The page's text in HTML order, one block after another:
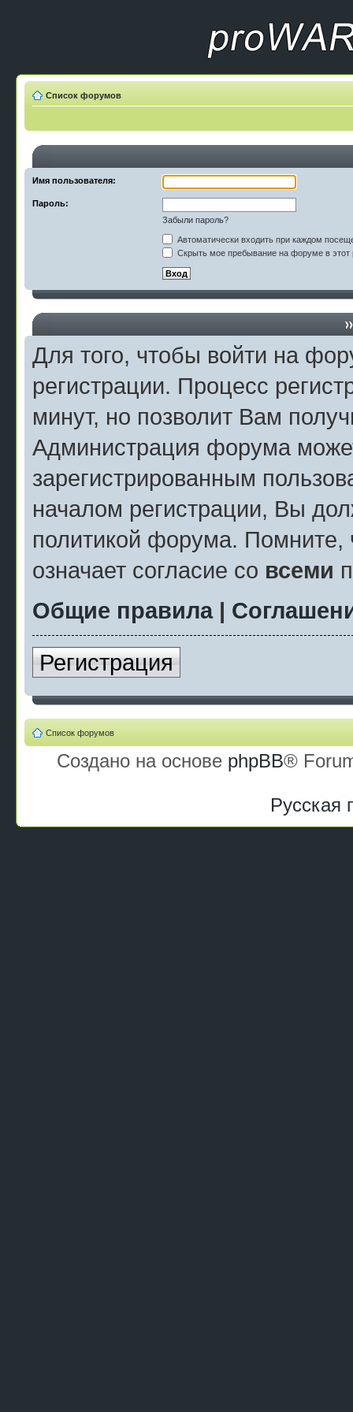
Список форумов
Имя пользователя:
Пароль:
Забыли пароль?
Автоматически входить при каждом
Скрыть мое пребывание на форуме в этот
Для того, чтобы войти на
регистрации. Процесс
минут, но позволит Вам
Администрация форума
зарегистрированным
началом регистрации, Вы
политикой форума.
означает согласие со всеми
Общие правила|
Регистрация
Список форумов
Создано на основе phpBB®
Русская